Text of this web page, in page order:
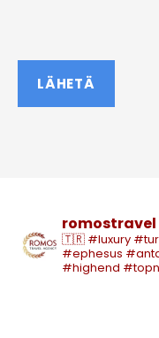
romostravel
🇹🇷 #luxury
#ephesus
#highend